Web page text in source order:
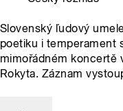
Slovenský ľudový
poetiku i temperament
mimořádném koncertě
Rokyta. Záznam